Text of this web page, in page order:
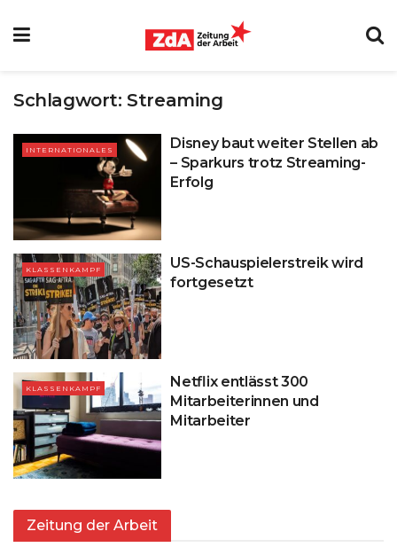
Schlagwort: Streaming
INTERNATIONALES
Disney baut weiter Stellen ab
– Sparkurs trotz Streaming-
Erfolg
KLASSENKAMPF
US-Schauspielerstreik wird
fortgesetzt
KLASSENKAMPF
Netflix entlässt 300
Mitarbeiterinnen und
Mitarbeiter
Zeitung der Arbeit